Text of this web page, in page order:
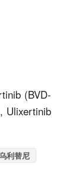
(BVD-
Ulixertinib
利替尼